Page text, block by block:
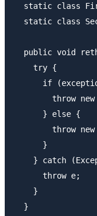
static class
static class
public void
    try {
if
throw
      } else {
throw
      }
} catch
      throw e;
    }